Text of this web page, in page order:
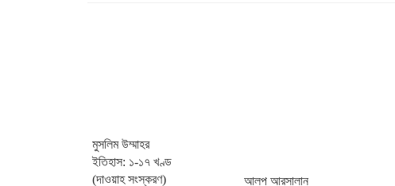
মুসলিম উম্মাহর
ইতিহাস: ১-১৭ খণ্ড
(দাওয়াহ সংস্করণ)
আলপ আরসালান